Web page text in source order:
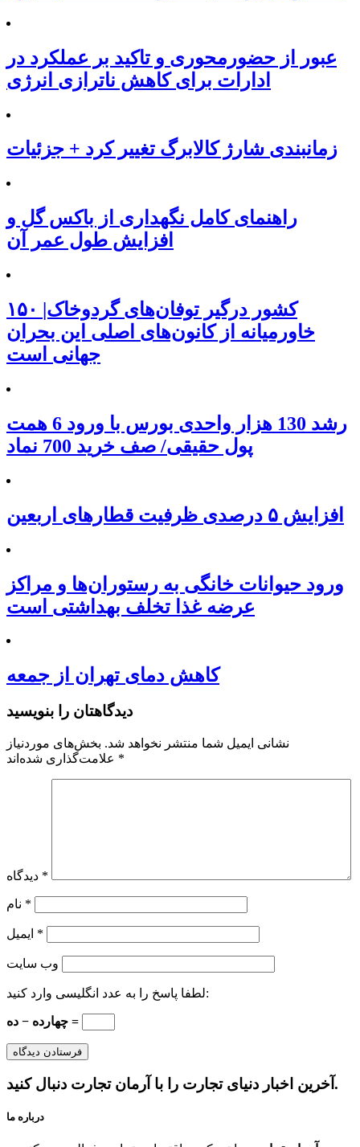
عبور از حضورمحوری و تاکید بر عملکرد در
ادارات برای کاهش ناترازی انرژی
زمانبندی شارژ کالابرگ تغییر کرد + جزئیات
راهنمای کامل نگهداری از باکس گل و
افزایش طول عمر آن
۱۵۰ کشور درگیر توفان‌های گردوخاک|
خاورمیانه از کانون‌های اصلی این بحران
جهانی است
رشد 130 هزار واحدی بورس با ورود 6 همت
پول حقیقی/ صف خرید 700 نماد
افزایش ۵ درصدی ظرفیت قطارهای اربعین
ورود حیوانات خانگی به رستوران‌ها و مراکز
عرضه غذا تخلف بهداشتی است
کاهش دمای تهران از جمعه
دیدگاهتان را بنویسید
نشانی ایمیل شما منتشر نخواهد شد. بخش‌های موردنیاز
*
*
*
*
وب‌ سایت
لطفا پاسخ را به عدد انگلیسی وارد کنید:
چهارده − ده =
آخرین اخبار دنیای تجارت را با آرمان تجارت دنبال کنید.
درباره ما